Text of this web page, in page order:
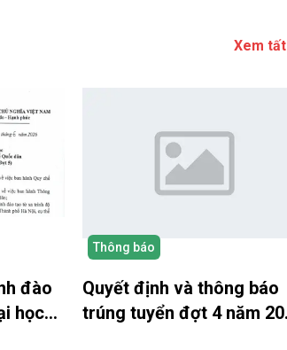
Xem
đào
học
Thông báo
Quyết định và thông báo
trúng tuyển đợt 4 năm